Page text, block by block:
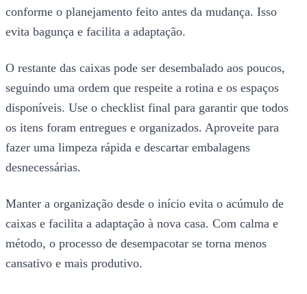
conforme o planejamento feito antes da mudança. Isso
evita bagunça e facilita a adaptação.
O restante das caixas pode ser desembalado aos poucos,
seguindo uma ordem que respeite a rotina e os espaços
disponíveis. Use o checklist final para garantir que todos
os itens foram entregues e organizados. Aproveite para
fazer uma limpeza rápida e descartar embalagens
desnecessárias.
Manter a organização desde o início evita o acúmulo de
caixas e facilita a adaptação à nova casa. Com calma e
método, o processo de desempacotar se torna menos
cansativo e mais produtivo.